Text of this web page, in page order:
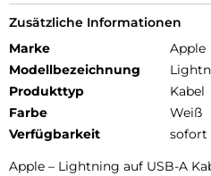
Zusätzliche Informationen
Marke
Apple
Modellbezeichnung
Produkttyp
Kabel
Farbe
Weiß
Verfügbarkeit
sofort
Apple – Lightning auf USB-A